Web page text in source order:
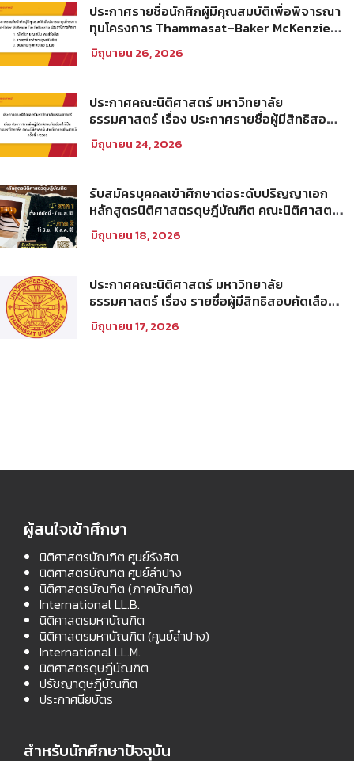
ประกาศรายชื่อนักศึกผู้มีคุณสมบัติเพื่อพิจารณา
ทุนโครงการ Thammasat–Baker McKenzie
Tax Fellowship ประจำปีการศึกษา 2569
มิถุนายน 26, 2026
ประกาศคณะนิติศาสตร์ มหาวิทยาลัย
ธรรมศาสตร์ เรื่อง ประกาศรายชื่อผู้มีสิทธิสอบ
คัดเลือกให้เป็นพนักงานมหาวิทยาลัย (คณะ
นิติศาสตร์) สายวิชาการประเภทนักวิจัย ครั้งที่
มิถุนายน 24, 2026
รับสมัครบุคคลเข้าศึกษาต่อระดับปริญญาเอก
หลักสูตรนิติศาสตรดุษฎีบัณฑิต คณะนิติศาสตร์
มหาวิทยาลัยธรรมศาสตร์ ประจำภาคการศึกษา
ที่ 2 ปีการศึกษา 2569
มิถุนายน 18, 2026
ประกาศคณะนิติศาสตร์ มหาวิทยาลัย
ธรรมศาสตร์ เรื่อง รายชื่อผู้มีสิทธิสอบคัดเลือก
เพื่อเข้าศึกษาในโครงการนิติศาสตร์ภาคบัณฑิต
ท่าพระจันทร์ คณะนิติศาสตร์ มหาวิทยาลัย
มิถุนายน 17, 2026
ผู้สนใจเข้าศึกษา
นิติศาสตรบัณฑิต ศูนย์รังสิต
นิติศาสตรบัณฑิต ศูนย์ลำปาง
นิติศาสตรบัณฑิต (ภาคบัณฑิต)
International LL.B.
นิติศาสตรมหาบัณฑิต
นิติศาสตรมหาบัณฑิต (ศูนย์ลำปาง)
International LL.M.
นิติศาสตรดุษฎีบัณฑิต
ปรัชญาดุษฎีบัณฑิต
ประกาศนียบัตร
สำหรับนักศึกษาปัจจุบัน